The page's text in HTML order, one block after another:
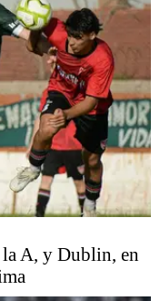
A, y Dublin, en